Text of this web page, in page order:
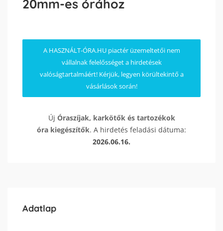
20mm-es órához
A HASZNÁLT-ÓRA.HU piactér üzemeltetői nem
vállalnak felelősséget a hirdetések
valóságtartalmáért! Kérjük, legyen körültekintő a
vásárlások során!
Új Óraszíjak, karkötők és tartozékok
óra kiegészítők. A hirdetés feladási dátuma:
2026.06.16.
Adatlap